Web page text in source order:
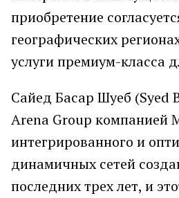
приобретение
географических
услуги премиум-класса
Сайед Басар Шуеб (Syed
Arena Group компанией
интегрированного и
динамичных сетей
последних трех лет, и